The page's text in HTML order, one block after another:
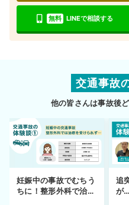
無料 LINEで相談する
交通事故
他の皆さんは事故後
妊娠中の事故でむちう
ちに！整形外科で治療
追
が